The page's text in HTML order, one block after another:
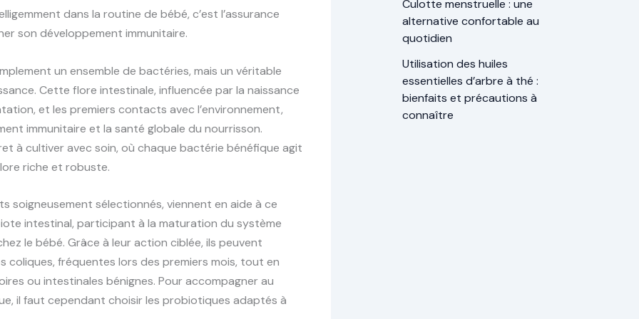
dans la routine de bébé, c’est l’assurance
son développement immunitaire.
un ensemble de bactéries, mais un véritable
Cette flore intestinale, influencée par la naissance
et les premiers contacts avec l’environnement,
immunitaire et la santé globale du nourrisson.
à cultiver avec soin, où chaque bactérie bénéfique agit
riche et robuste.
soigneusement sélectionnés, viennent en aide à ce
intestinal, participant à la maturation du système
le bébé. Grâce à leur action ciblée, ils peuvent
coliques, fréquentes lors des premiers mois, tout en
ou intestinales bénignes. Pour accompagner au
il faut cependant choisir les probiotiques adaptés à
Culotte menstruelle : une
alternative confortable au
quotidien
Utilisation des huiles
essentielles d’arbre à thé :
bienfaits et précautions à
connaître